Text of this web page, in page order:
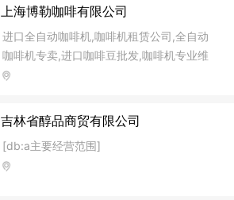
上海博勒咖啡有限公司
进口全自动咖啡机,咖啡机租赁公司,全自动
咖啡机专卖,进口咖啡豆批发,咖啡机专业维
修中心,喜客全自动咖啡机专卖,商用半自动
吉林省醇品商贸有限公司
[db:a主要经营范围]